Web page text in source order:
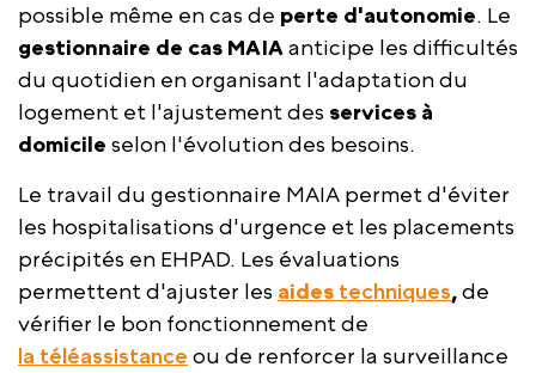
possible même en cas de perte d'autonomie. Le
gestionnaire de cas MAIAanticipe les difficultés
du quotidien en organisant l'adaptation du
logement et l'ajustement des services à
domicile selon l'évolution des besoins.
Le travail du gestionnaire MAIA permet d'éviter
les hospitalisations d'urgence et les placements
précipités en EHPAD. Les évaluations
permettent d'ajuster les aides techniques,de
vérifier le bon fonctionnement de
la téléassistance ou de renforcer la surveillance